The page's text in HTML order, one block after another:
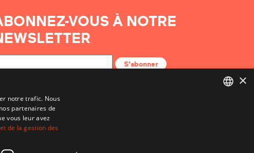
VOUS À NOTRE
S'abonner
×
notre trafic. Nous
partenaires de
vous leur avez
de la gestion des